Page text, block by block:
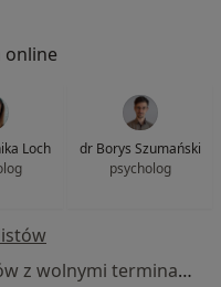
online
Loch
dr Borys Szumański
psycholog
Brak dostępnych specjalistów z wolnymi terminami w tym centrum medycznym.